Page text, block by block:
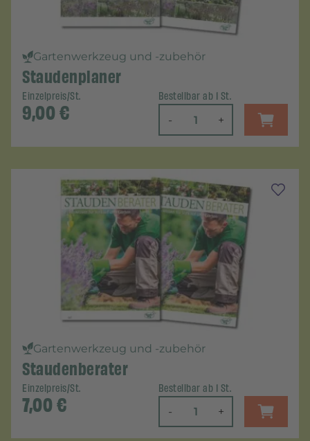
Gartenwerkzeug und -zubehör
Staudenplaner
Einzelpreis/St.
9,00€
Bestellbar ab 1 St.
- +
Gartenwerkzeug und -zubehör
Staudenberater
Einzelpreis/St.
7,00€
Bestellbar ab 1 St.
- +